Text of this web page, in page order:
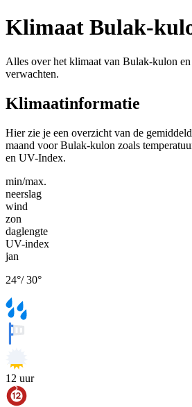
Klimaat Bulak-
Alles over het klimaat van Bulak-kulon
verwachten.
Klimaatinformatie
Hier zie je een overzicht van de
maand voor Bulak-kulon zoals
en UV-Index.
min/max.
neerslag
wind
zon
daglengte
UV-index
jan
24°/30°
12 uur